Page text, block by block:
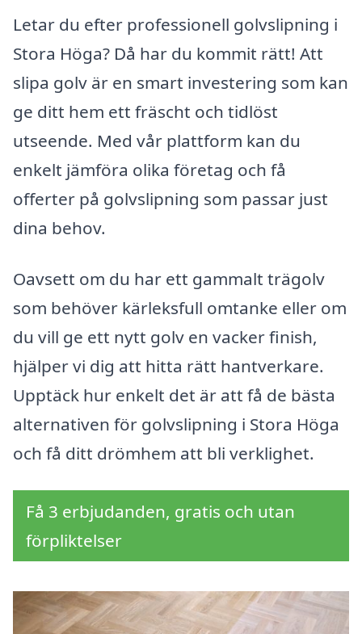
Letar du efter professionell golvslipning i
Stora Höga? Då har du kommit rätt! Att
slipa golv är en smart investering som kan
ge ditt hem ett fräscht och tidlöst
utseende. Med vår plattform kan du
enkelt jämföra olika företag och få
offerter på golvslipning som passar just
dina behov.
Oavsett om du har ett gammalt trägolv
som behöver kärleksfull omtanke eller om
du vill ge ett nytt golv en vacker finish,
hjälper vi dig att hitta rätt hantverkare.
Upptäck hur enkelt det är att få de bästa
alternativen för golvslipning i Stora Höga
och få ditt drömhem att bli verklighet.
Få 3 erbjudanden, gratis och utan
förpliktelser